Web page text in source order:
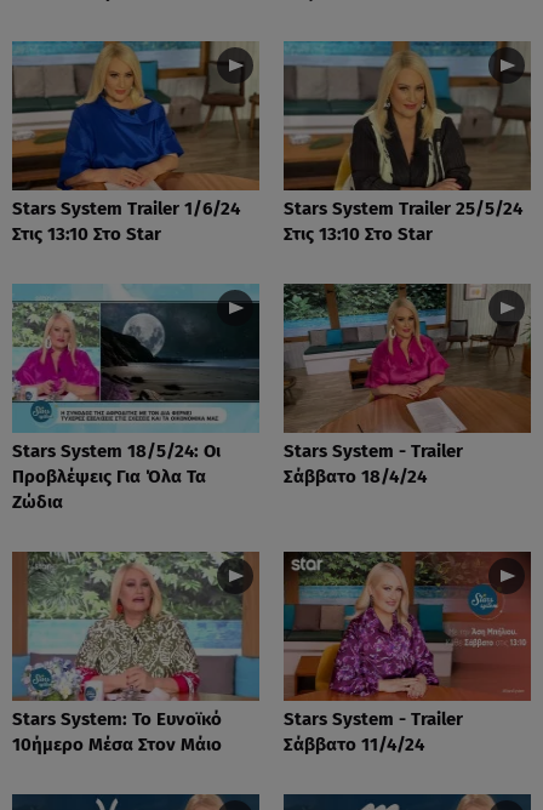
Stars System Trailer 1/6/24
Στις 13:10 Στο Star
Stars System Trailer 25/5/24
Στις 13:10 Στο Star
Stars System 18/5/24: Οι
Προβλέψεις Για Όλα Τα
Ζώδια
Stars System - Trailer
Σάββατο 18/4/24
Stars System: Το Ευνοϊκό
10ήμερο Μέσα Στον Μάιο
Stars System - Trailer
Σάββατο 11/4/24